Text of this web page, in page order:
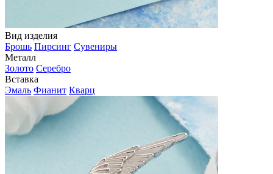
Вид изделия
Брошь Пирсинг Сувениры
Металл
Золото Серебро
Вставка
Эмаль Фианит Кварц